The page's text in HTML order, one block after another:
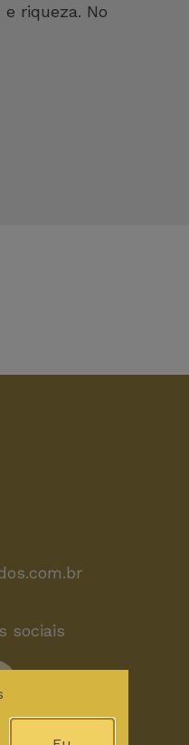
riqueza. No
sociais